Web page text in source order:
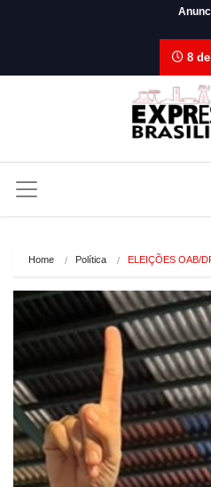
8 de
Home Política ELEIÇÕES OAB/